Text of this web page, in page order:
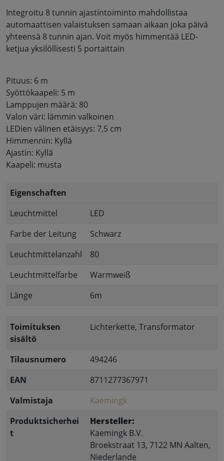
Integroitu 8 tunnin ajastintoiminto mahdollistaa
automaattisen valaistuksen samaan aikaan joka päivä
yhteensä 8 tunnin ajan. Voit myös himmentää LED-
ketjua yksilöllisesti 5 portaittain
Pituus: 6 m
Syöttökaapeli: 5 m
Lamppujen määrä: 80
Valon väri: lämmin valkoinen
LEDien välinen etäisyys: 7,5 cm
Himmennin: Kyllä
Ajastin: Kyllä
Kaapeli: musta
Eigenschaften
Leuchtmittel
LED
Farbe der Leitung
Schwarz
Leuchtmittelanzahl
80
Leuchtmittelfarbe
Warmweiß
Länge
6m
Toimituksen
sisältö
Lichterkette, Transformator
Tilausnumero
494246
EAN
8711277367971
Valmistaja
Kaemingk
Produktsicherhei
t
Hersteller:
Kaemingk B.V.
Broekstraat 13, 7122 MN Aalten,
Niederlande